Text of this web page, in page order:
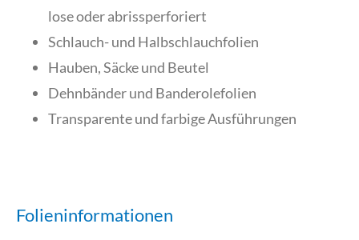
lose oder abrissperforiert
Schlauch- und Halbschlauchfolien
Hauben, Säcke und Beutel
Dehnbänder und Banderolefolien
Transparente und farbige Ausführungen
Folieninformationen